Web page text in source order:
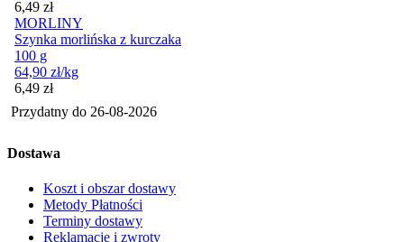
Cena
6,49 zł
MORLINY
Szynka morlińska z kurczaka
100 g
64,90 zł/kg
Cena
6,49 zł
Przydatny do 26-08-2026
Dostawa
Koszt i obszar dostawy
Metody Płatności
Terminy dostawy
Reklamacje i zwroty